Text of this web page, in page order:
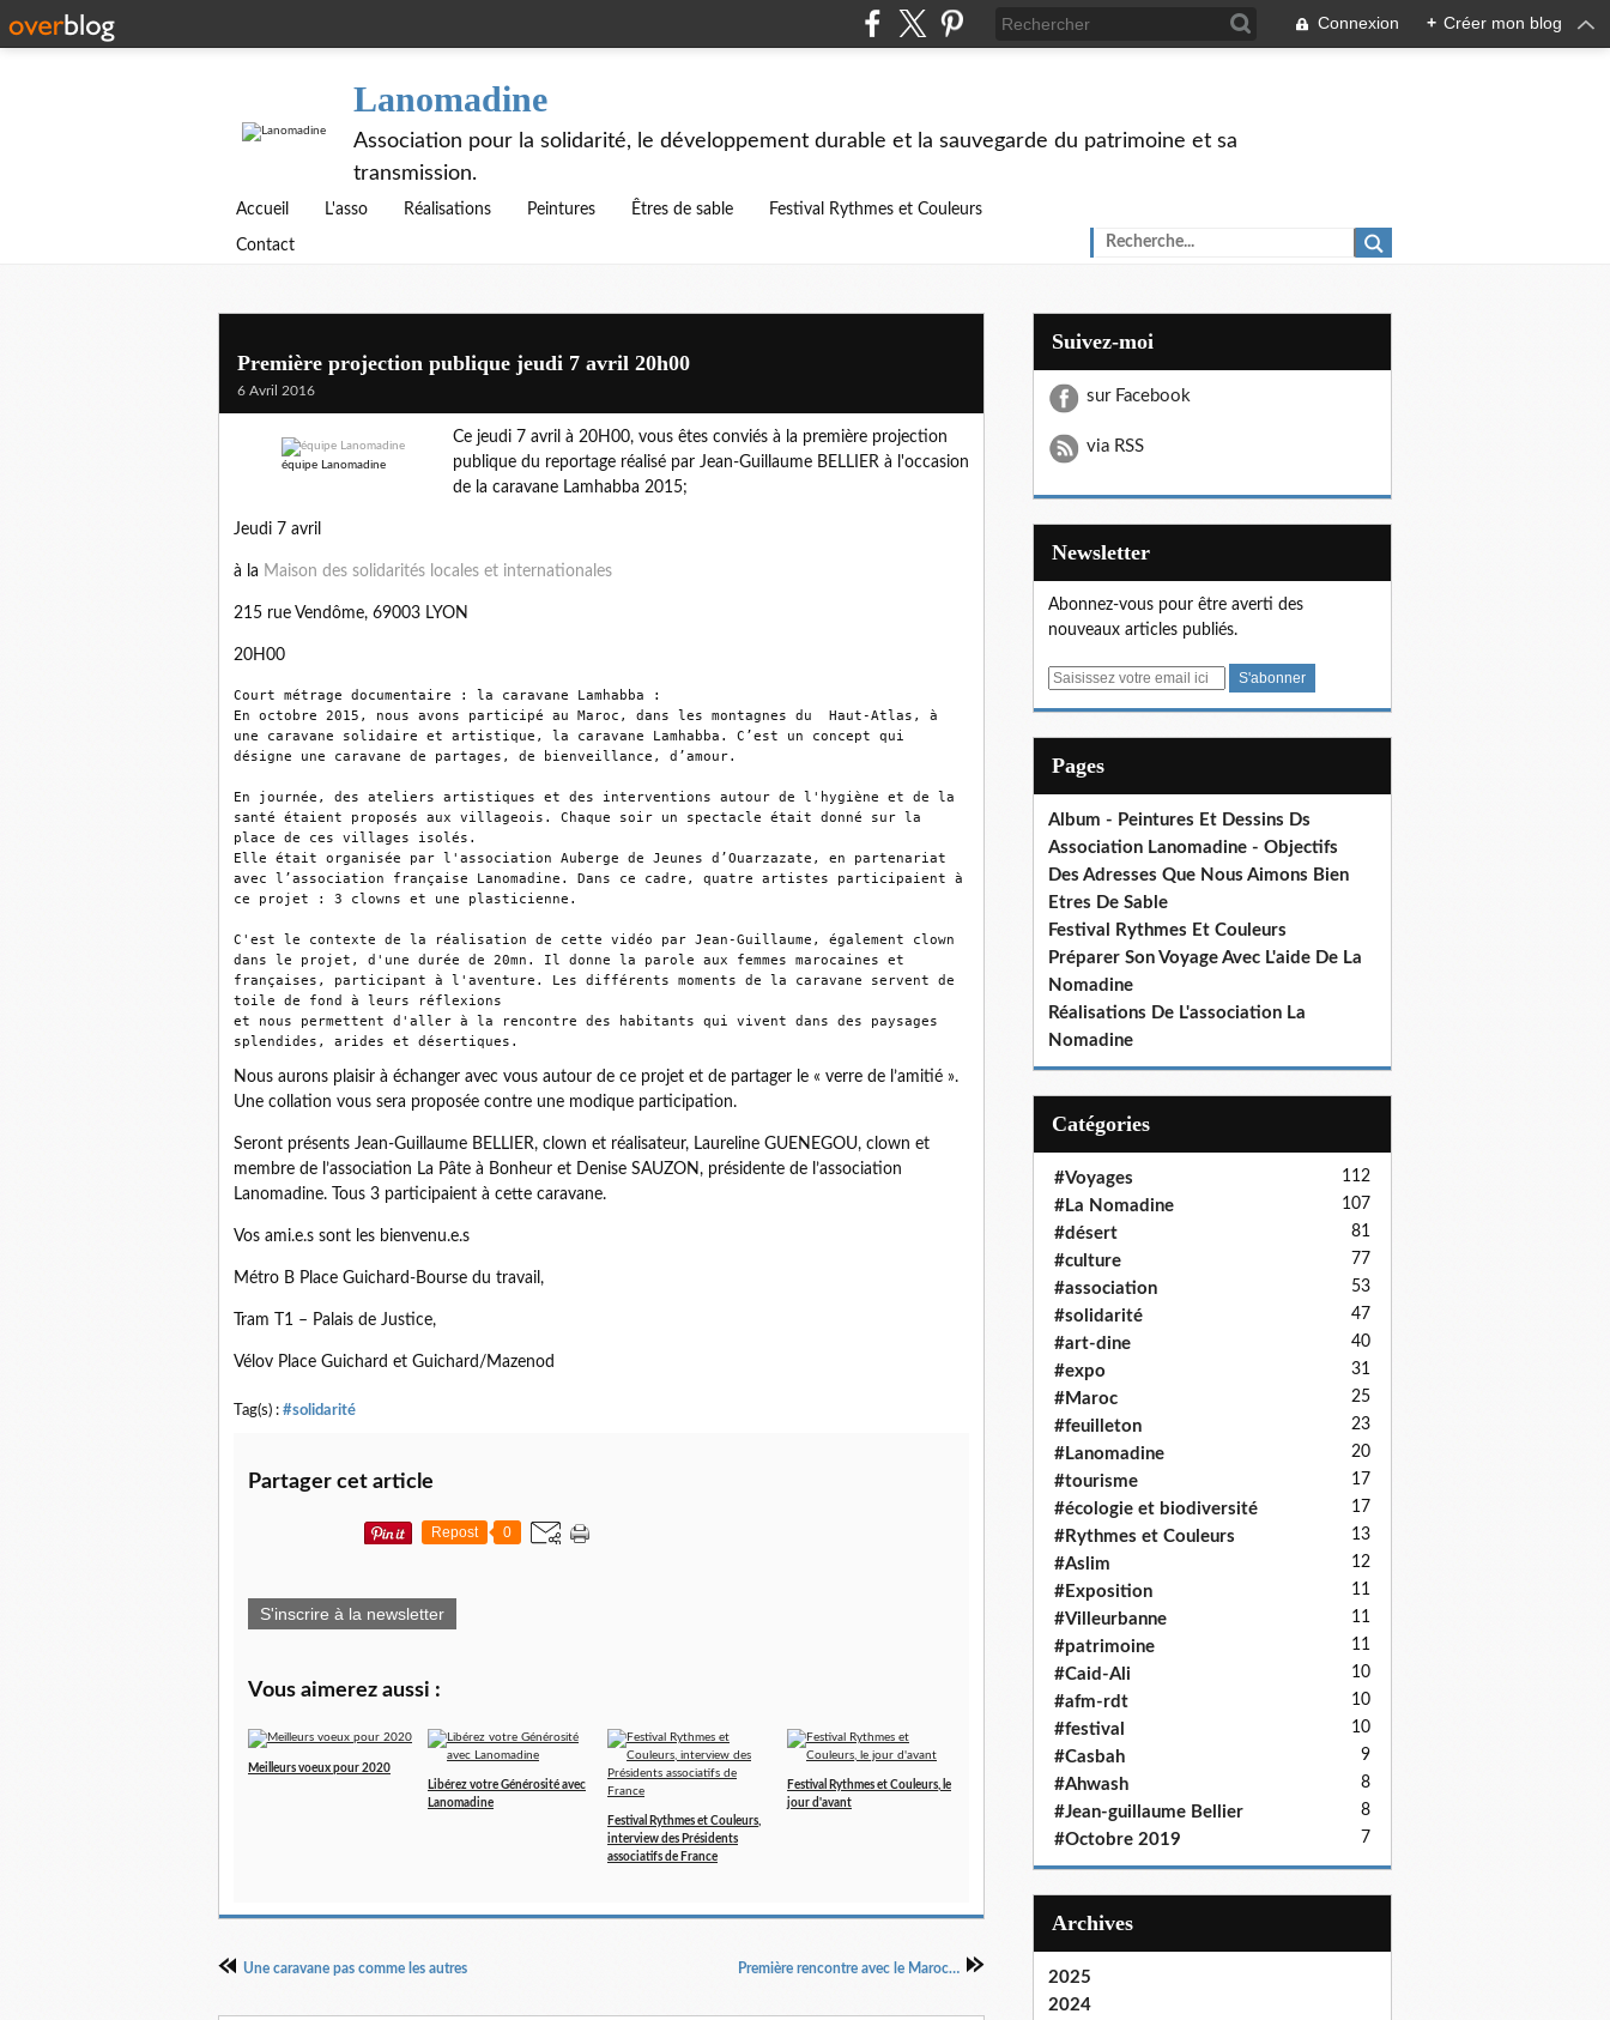
Connexion + Créer mon blog
Lanomadine
Association pour la solidarité, le développement durable et la sauvegarde du patrimoine et sa
transmission.
Accueil L'asso Réalisations Peintures Êtres de sable Festival Rythmes et Couleurs
Contact
Première projection publique jeudi 7 avril 20h00
6 Avril 2016
équipe Lanomadine
Ce jeudi 7 avril à 20H00, vous êtes conviés à la première projection
publique du reportage réalisé par Jean-Guillaume BELLIER à l'occasion
de la caravane Lamhabba 2015;
Jeudi 7 avril
à la Maison des solidarités locales et internationales
215 rue Vendôme, 69003 LYON
20H00
Court métrage documentaire : la caravane Lamhabba :
En octobre 2015, nous avons participé au Maroc, dans les montagnes du  Haut-Atlas, à
une caravane solidaire et artistique, la caravane Lamhabba. C’est un concept qui
désigne une caravane de partages, de bienveillance, d’amour.
En journée, des ateliers artistiques et des interventions autour de l'hygiène et de la
santé étaient proposés aux villageois. Chaque soir un spectacle était donné sur la
place de ces villages isolés.
Elle était organisée par l'association Auberge de Jeunes d’Ouarzazate, en partenariat
avec l’association française Lanomadine. Dans ce cadre, quatre artistes participaient à
ce projet : 3 clowns et une plasticienne.
C'est le contexte de la réalisation de cette vidéo par Jean-Guillaume, également clown
dans le projet, d'une durée de 20mn. Il donne la parole aux femmes marocaines et
françaises, participant à l'aventure. Les différents moments de la caravane servent de
toile de fond à leurs réflexions
et nous permettent d'aller à la rencontre des habitants qui vivent dans des paysages
splendides, arides et désertiques.
Nous aurons plaisir à échanger avec vous autour de ce projet et de partager le « verre de l’amitié ».
Une collation vous sera proposée contre une modique participation.
Seront présents Jean-Guillaume BELLIER, clown et réalisateur, Laureline GUENEGOU, clown et
membre de l’association La Pâte à Bonheur et Denise SAUZON, présidente de l’association
Lanomadine. Tous 3 participaient à cette caravane.
Vos ami.e.s sont les bienvenu.e.s
Métro B Place Guichard-Bourse du travail,
Tram T1 – Palais de Justice,
Vélov Place Guichard et Guichard/Mazenod
Tag(s) : #solidarité
Partager cet article
Repost 0
S'inscrire à la newsletter
Vous aimerez aussi :
Meilleurs voeux pour 2020
Libérez votre Générosité avec
Lanomadine
Festival Rythmes et Couleurs,
interview des Présidents
associatifs de France
Festival Rythmes et Couleurs, le
jour d'avant
Une caravane pas comme les autres Première rencontre avec le Maroc…
Suivez-moi
sur Facebook
via RSS
Newsletter
Abonnez-vous pour être averti des
nouveaux articles publiés.
E
Pages
Album - Peintures Et Dessins Ds
Association Lanomadine - Objectifs
Des Adresses Que Nous Aimons Bien
Etres De Sable
Festival Rythmes Et Couleurs
Préparer Son Voyage Avec L'aide De La
Nomadine
Réalisations De L'association La
Nomadine
Catégories
#Voyages 112
#La Nomadine 107
#désert 81
#culture 77
#association 53
#solidarité 47
#art-dine 40
#expo 31
#Maroc 25
#feuilleton 23
#Lanomadine 20
#tourisme 17
#écologie et biodiversité 17
#Rythmes et Couleurs 13
#Aslim 12
#Exposition 11
#Villeurbanne 11
#patrimoine 11
#Caid-Ali 10
#afm-rdt 10
#festival 10
#Casbah 9
#Ahwash 8
#Jean-guillaume Bellier 8
#Octobre 2019 7
Archives
2025
2024